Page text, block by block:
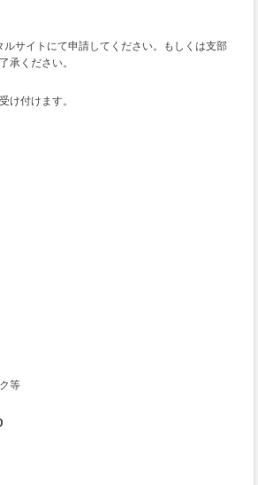
サイトにて申請してください。もしくは支部
承ください。
け付けます。
等